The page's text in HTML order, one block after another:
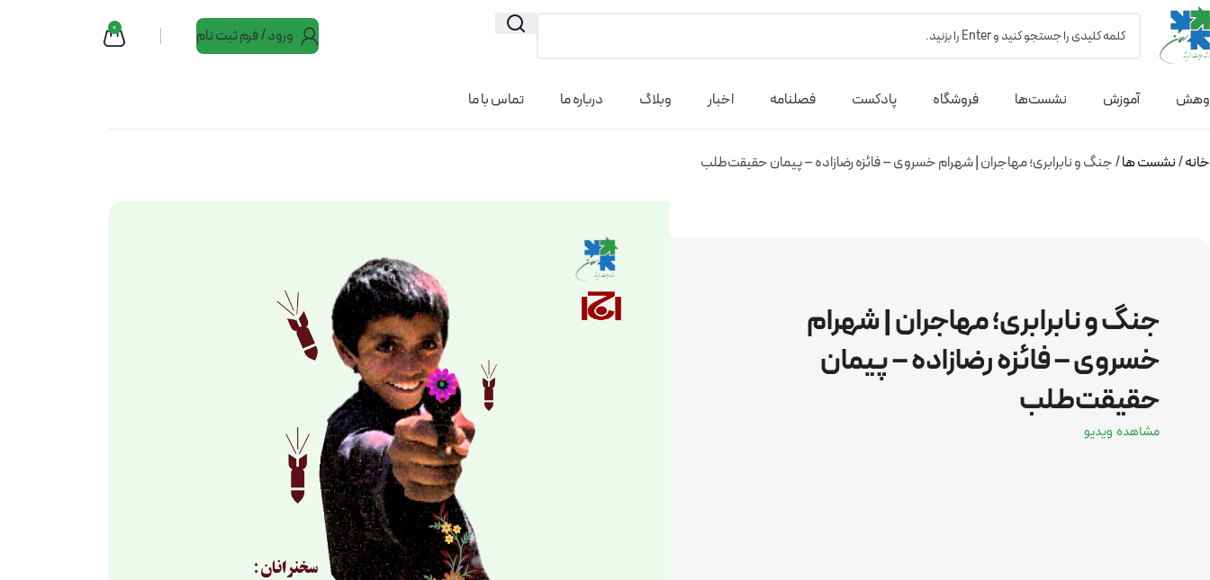
ورود / فرم ثبت نام 0
آموزش نشست‌ها فروشگاه پادکست فصلنامه اخبار وبلاگ درباره ما تماس با ما
خانه نشست ها جنگ و نابرابری؛ مهاجران | شهرام خسروی – فائزه رضازاده – پیمان حقیقت‌طلب
جنگ و نابرابری؛ مهاجران | شهرام
خسروی – فائزه رضازاده – پیمان
حقیقت‌طلب
مشاهده ویدیو